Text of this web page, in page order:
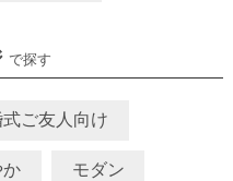
で探す
ご友人向け
モダン